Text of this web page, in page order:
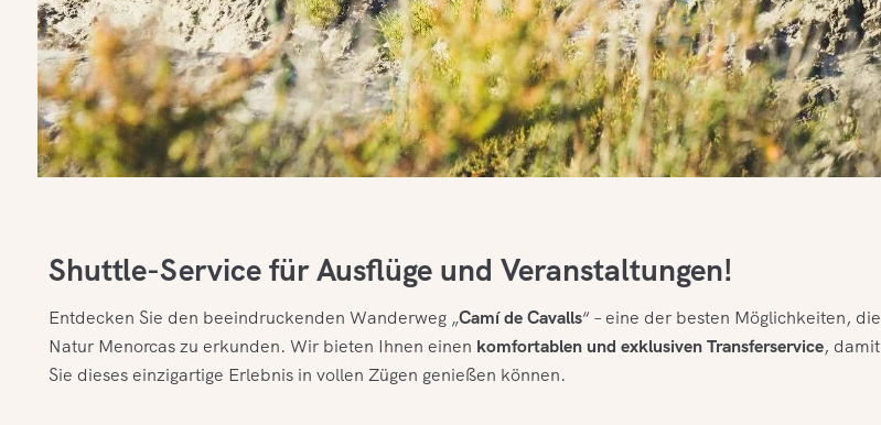
Shuttle-Service für Ausflüge und Veranstaltungen!
Entdecken Sie den beeindruckenden Wanderweg „Camí de Cavalls“ – eine der besten Möglichkeiten, die
Natur Menorcas zu erkunden. Wir bieten Ihnen einen komfortablen und exklusiven Transferservice, damit
Sie dieses einzigartige Erlebnis in vollen Zügen genießen können.